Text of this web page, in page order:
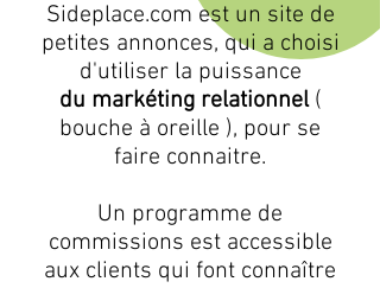
Sideplace.com est un site de
petites annonces, qui a choisi
d'utiliser la puissance
du markéting relationnel(
bouche à oreille ), pour se
faire connaitre.
Un programme de
commissions est accessible
aux clients qui font connaître